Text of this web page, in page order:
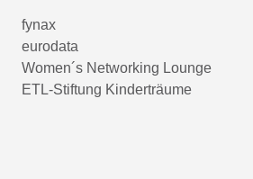
fynax
eurodata
Women´s Networking Lounge
ETL-Stiftung Kinderträume